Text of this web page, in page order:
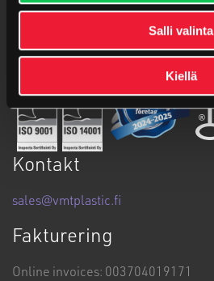
Salli valinta
Kiellä
Kontakt
sales@vmtplastic.fi
Fakturering
Online invoices: 003704019171